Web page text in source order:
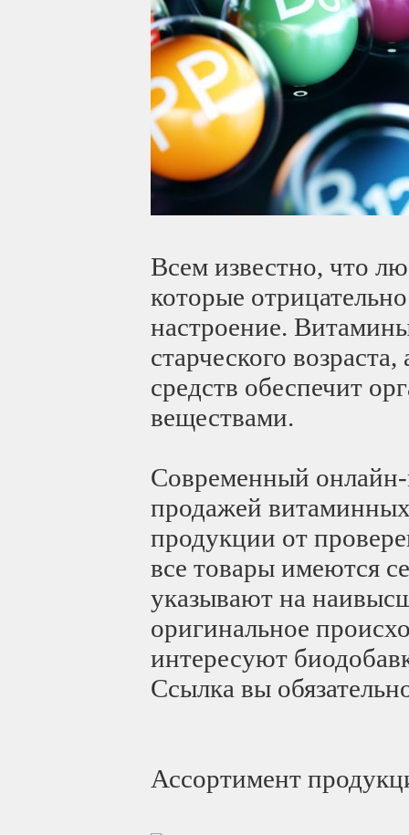
Всем известно, что
которые
настроение.
старческого
средств обеспечит
веществами.
Современный онлайн-
продажей
продукции от
все товары имеются
указывают на
оригинальное
интересуют
Ссылка вы
Ассортимент